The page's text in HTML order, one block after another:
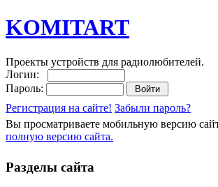
KOMITART
Проекты устройств для радиолюбителей.
Логин:
Пароль:
Регистрация на сайте! Забыли пароль?
Вы просматриваете мобильную версию
полную версию сайта.
Разделы сайта